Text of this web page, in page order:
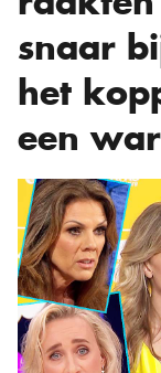
snaar
het
een